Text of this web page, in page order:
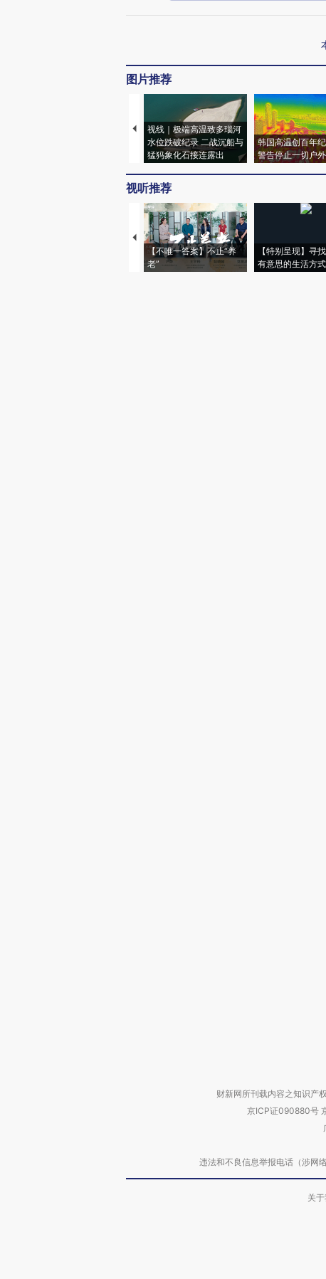
图片推荐
视线｜极端高温致多瑙河
水位跌破纪录 二战沉船与
猛犸象化石接连露出
韩国高温创百年
警告停止一切户
视听推荐
【不唯一答案】不止“养
老”
【特别呈现】寻
有意思的生活方
财新网所刊载内容之知识产
京ICP证090880号
违法和不良信息举报电话（涉
关